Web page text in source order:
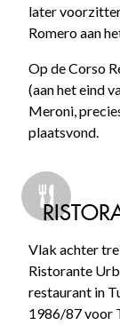
later
Romero aan
Op de Corso
(aan het eind
Meroni,
plaatsvond.
Vlak achter
Ristorante
restaurant in
1986/87 voor